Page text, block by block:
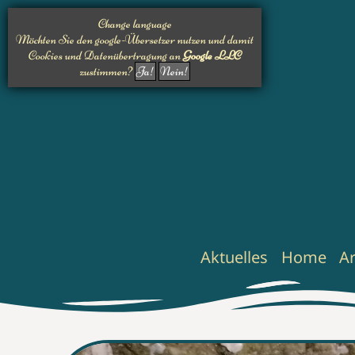
Change language
Möchten Sie den google-Übersetzer nutzen und damit
Cookies und Datenübertragung anGoogle LLC
zustimmen?Ja! Nein!
Aktuelles Home